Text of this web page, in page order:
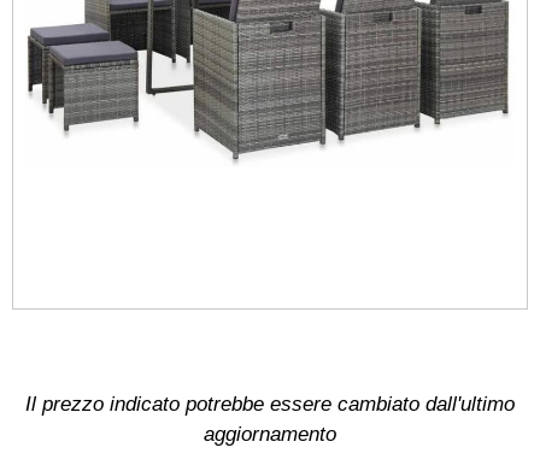
Il prezzo indicato potrebbe essere cambiato dall'ultimo
aggiornamento